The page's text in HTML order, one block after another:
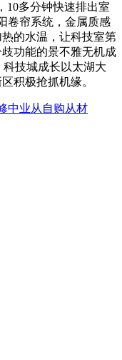
10多分钟快速排出室
卷帘系统，金属质感
的水温，让科技室第
功能的景不雅无机成
技城成长以太湖大
积极抢抓机缘。
中业从自购从材